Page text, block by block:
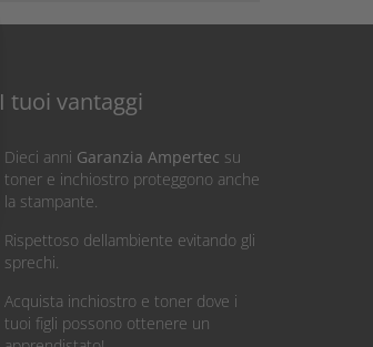
I tuoi vantaggi
Dieci anni Garanzia Ampertec su
toner e inchiostro proteggono anche
la stampante.
Rispettoso dellambiente evitando gli
sprechi.
Acquista inchiostro e toner dove i
tuoi figli possono ottenere un